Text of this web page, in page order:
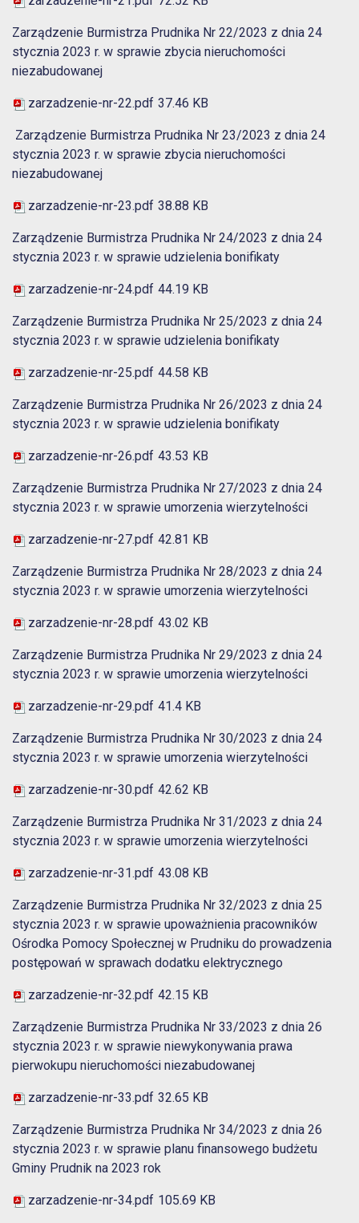
Zarządzenie Burmistrza Prudnika Nr 22/2023 z dnia 24
stycznia 2023 r. w sprawie zbycia nieruchomości
niezabudowanej
zarzadzenie-nr-22.pdf 37.46 KB
Zarządzenie Burmistrza Prudnika Nr 23/2023 z dnia 24
stycznia 2023 r. w sprawie zbycia nieruchomości
niezabudowanej
zarzadzenie-nr-23.pdf 38.88 KB
Zarządzenie Burmistrza Prudnika Nr 24/2023 z dnia 24
stycznia 2023 r. w sprawie udzielenia bonifikaty
zarzadzenie-nr-24.pdf 44.19 KB
Zarządzenie Burmistrza Prudnika Nr 25/2023 z dnia 24
stycznia 2023 r. w sprawie udzielenia bonifikaty
zarzadzenie-nr-25.pdf 44.58 KB
Zarządzenie Burmistrza Prudnika Nr 26/2023 z dnia 24
stycznia 2023 r. w sprawie udzielenia bonifikaty
zarzadzenie-nr-26.pdf 43.53 KB
Zarządzenie Burmistrza Prudnika Nr 27/2023 z dnia 24
stycznia 2023 r. w sprawie umorzenia wierzytelności
zarzadzenie-nr-27.pdf 42.81 KB
Zarządzenie Burmistrza Prudnika Nr 28/2023 z dnia 24
stycznia 2023 r. w sprawie umorzenia wierzytelności
zarzadzenie-nr-28.pdf 43.02 KB
Zarządzenie Burmistrza Prudnika Nr 29/2023 z dnia 24
stycznia 2023 r. w sprawie umorzenia wierzytelności
zarzadzenie-nr-29.pdf 41.4 KB
Zarządzenie Burmistrza Prudnika Nr 30/2023 z dnia 24
stycznia 2023 r. w sprawie umorzenia wierzytelności
zarzadzenie-nr-30.pdf 42.62 KB
Zarządzenie Burmistrza Prudnika Nr 31/2023 z dnia 24
stycznia 2023 r. w sprawie umorzenia wierzytelności
zarzadzenie-nr-31.pdf 43.08 KB
Zarządzenie Burmistrza Prudnika Nr 32/2023 z dnia 25
stycznia 2023 r. w sprawie upoważnienia pracowników
Ośrodka Pomocy Społecznej w Prudniku do prowadzenia
postępowań w sprawach dodatku elektrycznego
zarzadzenie-nr-32.pdf 42.15 KB
Zarządzenie Burmistrza Prudnika Nr 33/2023 z dnia 26
stycznia 2023 r. w sprawie niewykonywania prawa
pierwokupu nieruchomości niezabudowanej
zarzadzenie-nr-33.pdf 32.65 KB
Zarządzenie Burmistrza Prudnika Nr 34/2023 z dnia 26
stycznia 2023 r. w sprawie planu finansowego budżetu
Gminy Prudnik na 2023 rok
zarzadzenie-nr-34.pdf 105.69 KB